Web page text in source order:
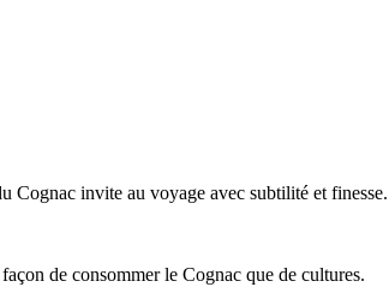
Cognac invite au voyage avec subtilité et finesse.
de consommer le Cognac que de cultures.